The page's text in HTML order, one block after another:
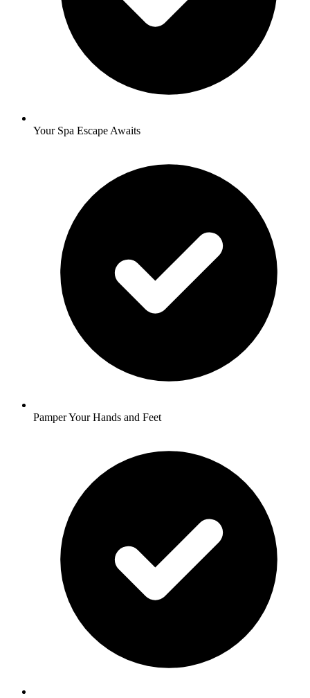
Your Spa Escape Awaits
Pamper Your Hands and Feet